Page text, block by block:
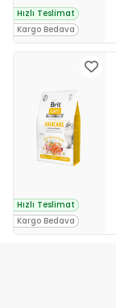
Hızlı Teslimat
Kargo Bedava
Hızlı Teslimat
Kargo Bedava